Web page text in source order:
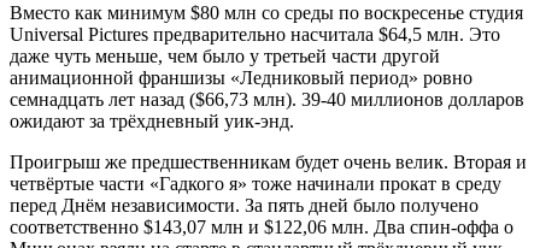
Вместо как минимум $80 млн со среды по воскресенье студия
Universal Pictures предварительно насчитала $64,5 млн. Это
даже чуть меньше, чем было у третьей части другой
анимационной франшизы «Ледниковый период» ровно
семнадцать лет назад ($66,73 млн). 39-40 миллионов долларов
ожидают за трёхдневный уик-энд.
Проигрыш же предшественникам будет очень велик. Вторая и
четвёртые части «Гадкого я» тоже начинали прокат в среду
перед Днём независимости. За пять дней было получено
соответственно $143,07 млн и $122,06 млн. Два спин-оффа о